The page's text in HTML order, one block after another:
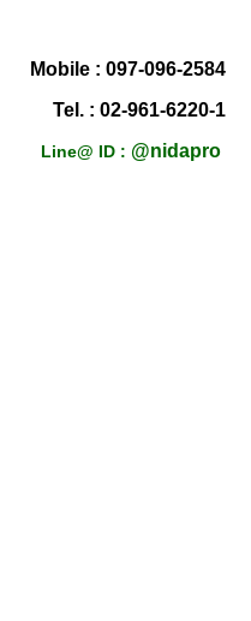
Mobile : 097-096-2584
Tel. : 02-961-6220-1
Line@ ID : @nidapro